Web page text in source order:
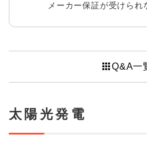
メーカー保証が受けられ
appsQ&A一
太陽光発電